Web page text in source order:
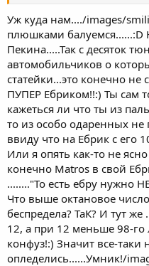
рассуждать о тех материях,
Уж куда нам..../images/
плюшками балуемся......:D
Пекина.....Так с десяток
автомобильчиков о
статейки...это конечно
ПУПЕР Ебриком!!:) Ты сам
кажеться ли что ты из
то из особо одаренных
ввиду что на Ебрик с его
Или я опять как-то не
конечно Matros в свой
........"То есть ебру нужно
Что выше октановое
беспредела? ТаК? И тут
12, а при 12 меньше 98-го
конфуз!:) Значит все-
опледелись......Умник!/